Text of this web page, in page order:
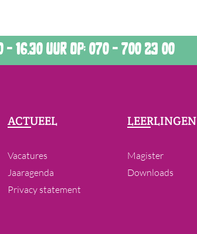
uur op: 070 - 700 23 00
ACTUEEL
Vacatures
Jaaragenda
Privacy statement
LEERLINGEN
Magister
Downloads